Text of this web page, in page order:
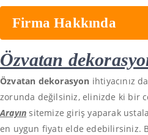
Firma Hakkında
Özvatan
Özvatan dekorasyon ihtiyacınız
zorunda değilsiniz, elinizde ki bir
Arayın sitemize giriş yaparak
en uygun fiyatı elde edebilirsiniz.